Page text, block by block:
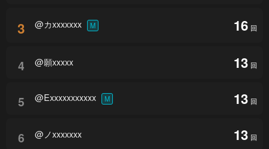
3 @カxxxxxxx M 16 回
4 @願xxxxx 13 回
5 @Exxxxxxxxxxx M 13 回
6 @ノxxxxxxx 13 回